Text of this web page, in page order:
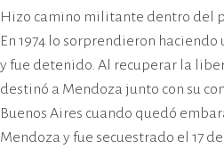
Hizo camino militante dentro del
En 1974 lo sorprendieron
y fue detenido. Al recuperar la
destinó a Mendoza junto con su
Buenos Aires cuando quedó
Mendoza y fue secuestrado el 17